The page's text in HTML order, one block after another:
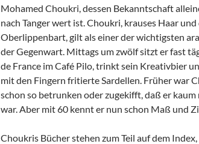
Mohamed Choukri, dessen Bekanntschaft
nach Tanger wert ist. Choukri, krauses Haar
Oberlippenbart, gilt als einer der wichtigsten
der Gegenwart. Mittags um zwölf sitzt er fast
de France im Café Pilo, trinkt sein Kreativbier
mit den Fingern fritierte Sardellen. Früher war
schon so betrunken oder zugekifft, daß er
war. Aber mit 60 kennt er nun schon Maß und
Choukris Bücher stehen zum Teil auf dem